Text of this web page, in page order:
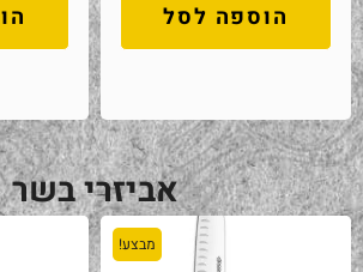
הוספה לסל
אביזרי בשר
מבצע!